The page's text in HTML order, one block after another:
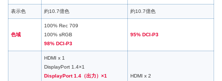
表示色 約10.7億色 約10.7億色
色域
100% Rec 709
100% sRGB
98% DCI-P3
95% DCI-P3
HDMI x 1
DisplayPort 1.4×1
DisplayPort 1.4（出力）×1
HDMI x 2